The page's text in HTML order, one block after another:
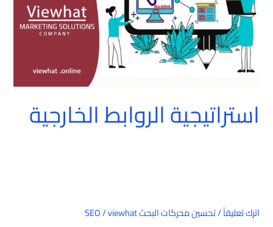
استراتيجية الروابط الخارجية
اترك تعليقاً/تحسين محركات البحث SEO /viewhat